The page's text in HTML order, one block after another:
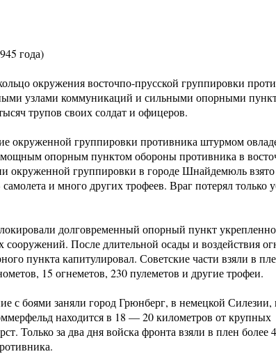
года)
окружения восточпо-прусской группировки
узлами коммуникаций и сильными опорными
трупов своих солдат и офицеров.
окруженной группировки противника штурмом
опорным пунктом обороны противника в
группировки в городе Шнайдемюль
и много других трофеев. Враг потерял только
долговременный опорный пункт
После длительной осады и воздействия
пункта капитулировал. Советские части взяли в
15 огнеметов, 230 пулеметов и другие трофеи.
с боями заняли город Грюнберг, в немецкой Силезии,
находится в 18 — 20 километров от крупных
за два дня войска фронта взяли в плен более